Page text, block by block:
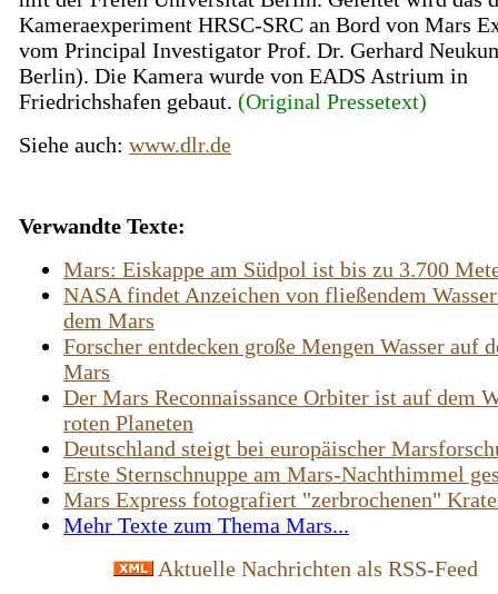
Kameraexperiment HRSC-SRC an Bord von Mars
vom Principal Investigator Prof. Dr. Gerhard
Berlin). Die Kamera wurde von EADS Astrium in
Friedrichshafen gebaut. (Original Pressetext)
Siehe auch: www.dlr.de
Verwandte Texte:
Mars: Eiskappe am Südpol ist bis zu 3.700
NASA findet Anzeichen von fließendem
dem Mars
Forscher entdecken große Mengen Wasser auf
Mars
Der Mars Reconnaissance Orbiter ist auf dem
roten Planeten
Deutschland steigt bei europäischer
Erste Sternschnuppe am Mars-Nachthimmel
Mars Express fotografiert "zerbrochenen"
Mehr Texte zum Thema Mars...
Aktuelle Nachrichten als RSS-Feed